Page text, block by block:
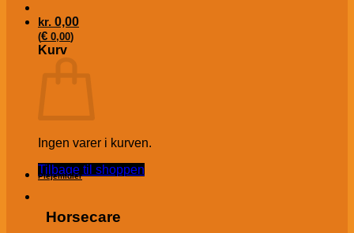
kr. 0,00
(€ 0,00)
Kurv
Ingen varer i kurven.
Tilbage til shoppen
Plejemidler
Horsecare